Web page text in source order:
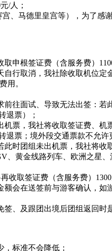
/人；
、马德里皇宫等），为了感
申根签证费（含服务费）
行取消，我社除收取机位
用。
往面试、导致无法出签：若
退票）；
票，我社将收取签证费、机
票；境外段交通票款不允许
时团组未出机票，我社将收
黄金线路列车、欧洲之星
收取签证费（含服务费）1300
会在送签前与游客确认，
、及跟团出境后团组返回
标准不会降低；